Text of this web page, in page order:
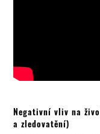
Negativní vliv na
a zledovatění)